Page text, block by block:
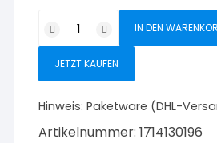
Metall-
Hohlraumdübel
x
65
IN DEN
JETZT KAUFEN
Hinweis:Paketware (DHL-
Artikelnummer:1714130196